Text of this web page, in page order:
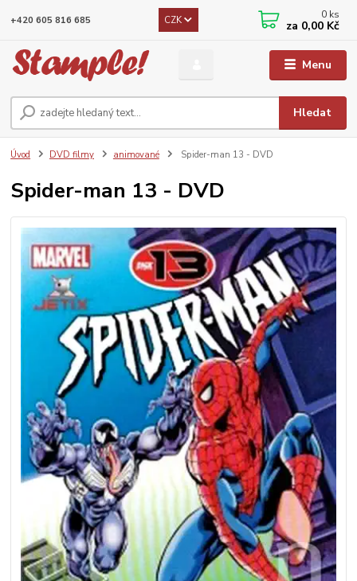
Menu
CZK
Hledat
+420 605 816 685 0 ks
za 0,00 Kč
Úvod DVD filmy animované Spider-man 13 - DVD
Spider-man 13 - DVD